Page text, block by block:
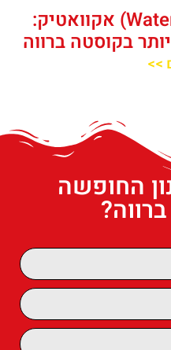
ווטר וורלד (Water World) אקוואטיק:
בקוסטה ברווה
>>
החופשה